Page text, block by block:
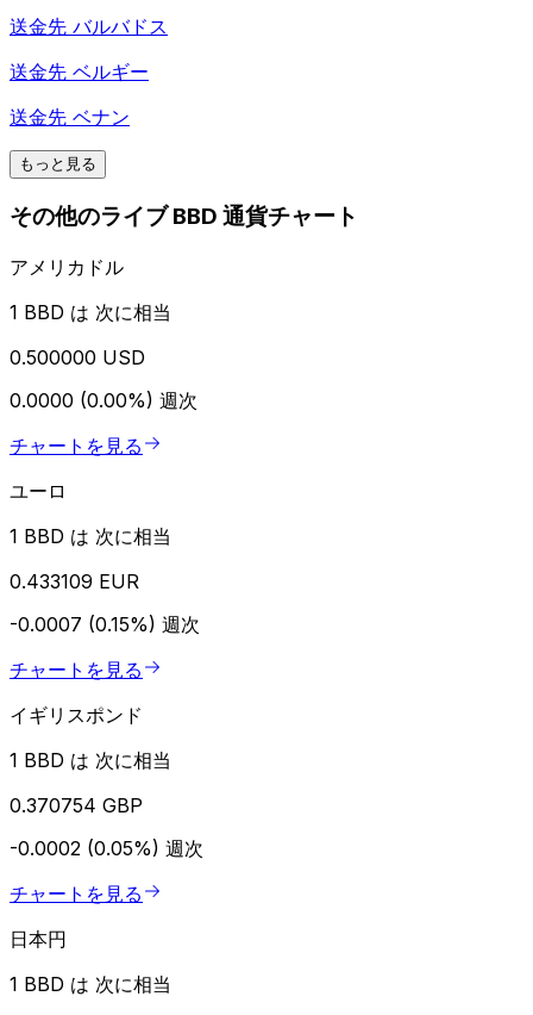
送金先 バルバドス
送金先 ベルギー
送金先 ベナン
もっと見る
その他のライブ BBD 通貨チャート
アメリカドル
1 BBD は 次に相当
0.500000 USD
0.0000 (0.00%) 週次
チャートを見る
ユーロ
1 BBD は 次に相当
0.433109 EUR
-0.0007 (0.15%) 週次
チャートを見る
イギリスポンド
1 BBD は 次に相当
0.370754 GBP
-0.0002 (0.05%) 週次
チャートを見る
日本円
1 BBD は 次に相当